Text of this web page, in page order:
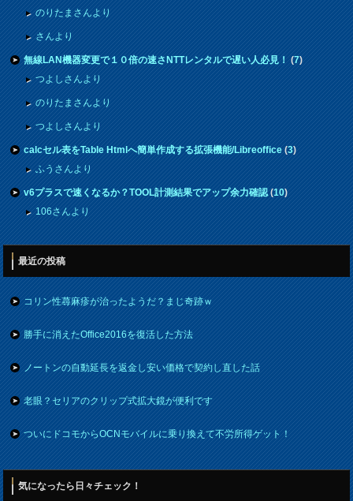
のりたまさんより
さんより
無線LAN機器変更で１０倍の速さNTTレンタルで遅い人必見！(7)
つよしさんより
のりたまさんより
つよしさんより
calcセル表をTable Htmlへ簡単作成する拡張機能/Libreoffice(3)
ふうさんより
v6プラスで速くなるか？TOOL計測結果でアップ余力確認(10)
106さんより
最近の投稿
コリン性蕁麻疹が治ったようだ？まじ奇跡ｗ
勝手に消えたOffice2016を復活した方法
ノートンの自動延長を返金し安い価格で契約し直した話
老眼？セリアのクリップ式拡大鏡が便利です
ついにドコモからOCNモバイルに乗り換えて不労所得ゲット！
気になったら日々チェック！